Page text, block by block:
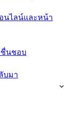
นไลน์และหน้า
ชื่นชอบ
บมา